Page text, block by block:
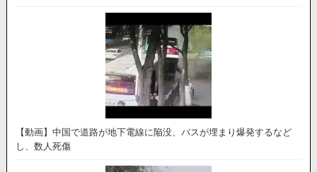
【動画】中国で道路が地下電線に陥没、バスが埋まり爆発するなど
し、数人死傷